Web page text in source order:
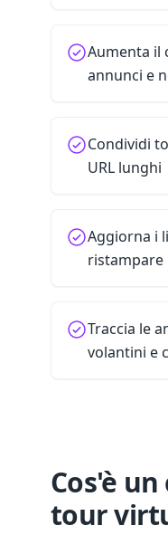
Aumenta il
annunci e
Condividi
URL lunghi
Aggiorna i
ristampare
Traccia le
volantini e
Cos'è un
tour